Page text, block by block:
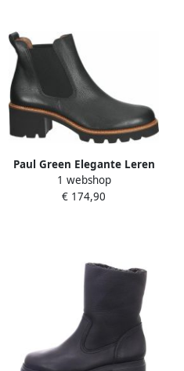
Paul Green Elegante Leren
Enkellaarzen Black Dames
1 webshop
€ 174,90